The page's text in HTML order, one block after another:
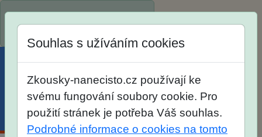
Menu Účet Košík
Souhlas s užíváním cookies
Zkousky-nanecisto.cz používají ke
svému fungování soubory cookie. Pro
použití stránek je potřeba Váš souhlas.
Podrobné informace o cookies na tomto